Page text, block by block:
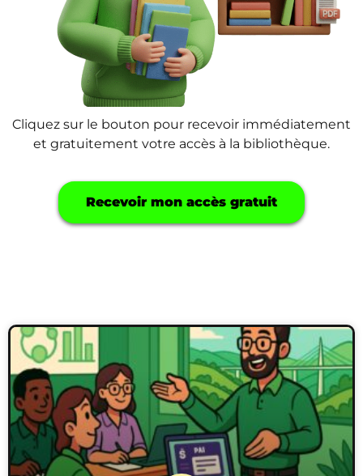
Cliquez sur le bouton pour recevoir immédiatement
et gratuitement votre accès à la bibliothèque.
Recevoir mon accès gratuit